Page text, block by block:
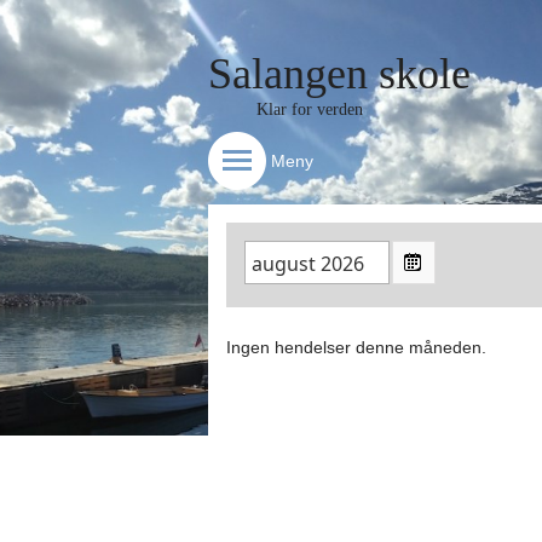
Salangen skole
Klar for verden
Meny
Ingen hendelser denne måneden.